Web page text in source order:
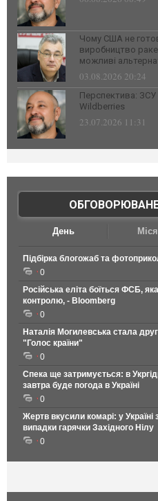
Чому США не
виробництво
можливі
03.08.2026 20:24
Перспектива: ЗСУ
Wildberries
23.07.2026 11:31
День
Підбірка блогожаб та
0
Російська еліта боїться ФСБ,
контролю, - Bloomberg
0
Наталія Могилевська стала
"Голос країни"
0
Спека ще затримується: в
завтра буде погода в Україні
0
Жертв вкусили комарі: у Україні
випадки гарячки Західного Нілу
0